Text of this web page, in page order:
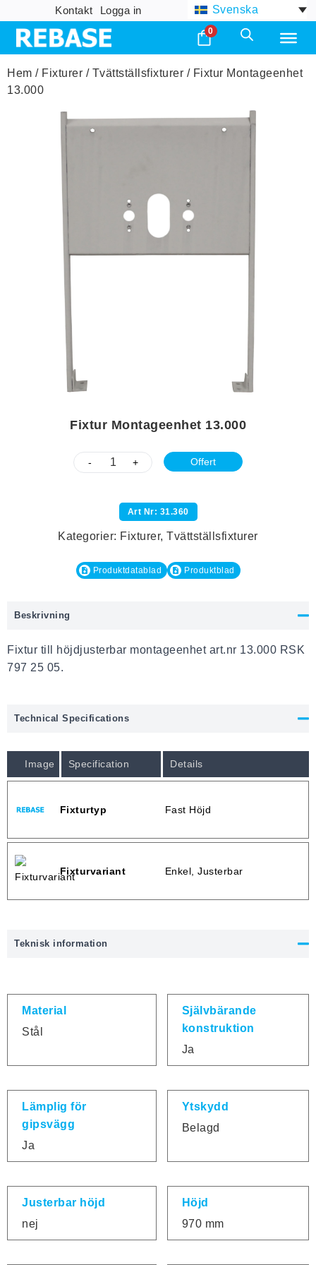
Kontakt Logga in Svenska
0
Hem / Fixturer / Tvättställsfixturer / Fixtur Montageenhet
13.000
Fixtur Montageenhet 13.000
- + Offert
Art Nr: 31.360
Kategorier: Fixturer,Tvättställsfixturer
Produktdatablad Produktblad
Beskrivning
Fixtur till höjdjusterbar montageenhet art.nr 13.000 RSK
797 25 05.
Technical Specifications
Image Specification Details
Fixturtyp Fast Höjd
Fixturvariant Enkel, Justerbar
Teknisk information
Material
Stål
Självbärande
konstruktion
Ja
Lämplig för
gipsvägg
Ja
Ytskydd
Belagd
Justerbar höjd
nej
Höjd
970 mm